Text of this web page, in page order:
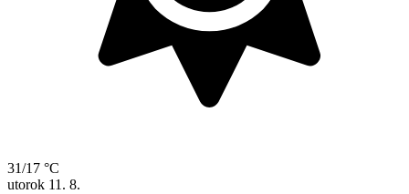
31/17 °C
utorok 11. 8.